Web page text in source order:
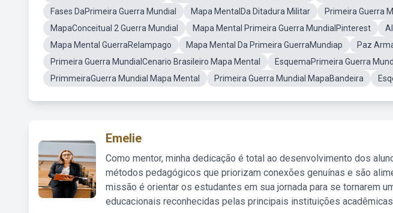
Fases DaPrimeira Guerra Mundial
Mapa MentalDa Ditadura Militar
Primeira Guerra
MapaConceitual 2 Guerra Mundial
Mapa Mental Primeira Guerra MundialPinterest
Mapa Mental GuerraRelampago
Mapa Mental Da Primeira GuerraMundiap
Paz
Primeira Guerra MundialCenario Brasileiro Mapa Mental
EsquemaPrimeira Guerra
PrimmeiraGuerra Mundial Mapa Mental
Primeira Guerra Mundial MapaBandeira
Emelie
Como mentor, minha dedicação é total ao desenvolvimento dos
métodos pedagógicos que priorizam conexões genuínas e são
missão é orientar os estudantes em sua jornada para se tornarem
educacionais reconhecidas pelas principais instituições